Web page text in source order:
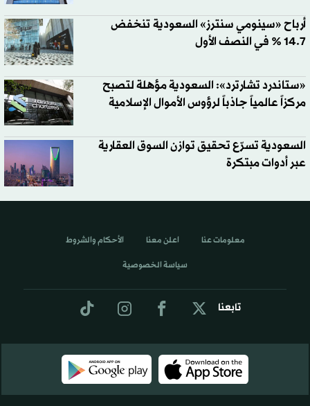
أرباح «سينومي سنترز» السعودية تنخفض
14.7 % في النصف الأول
«ستاندرد تشارترد»: السعودية مؤهلة لتصبح
مركزاً عالمياً جاذباً لرؤوس الأموال الإسلامية
السعودية تسرّع تحقيق توازن السوق العقارية
عبر أدوات مبتكرة
تابعنا
معلومات عنا اعلن معنا الأحكام والشروط
سياسة الخصوصية